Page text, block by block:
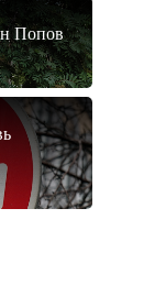
Попов